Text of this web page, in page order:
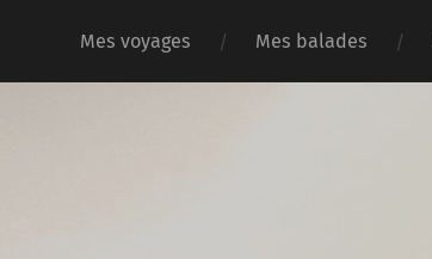
Mes voyages Mes balades